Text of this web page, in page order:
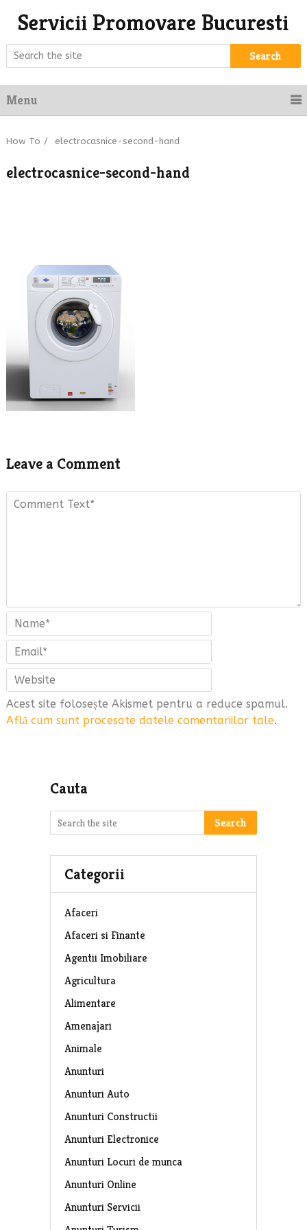
Servicii Promovare Bucuresti
Search
Menu
How To / electrocasnice-second-hand
electrocasnice-second-hand
Leave a Comment
Acest site folosește Akismet pentru a reduce spamul.
Află cum sunt procesate datele comentariilor tale.
Cauta
Search
Categorii
Afaceri
Afaceri si Finante
Agentii Imobiliare
Agricultura
Alimentare
Amenajari
Animale
Anunturi
Anunturi Auto
Anunturi Constructii
Anunturi Electronice
Anunturi Locuri de munca
Anunturi Online
Anunturi Servicii